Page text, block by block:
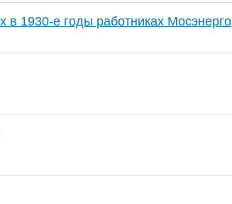
1930-е годы работниках Мосэнерго